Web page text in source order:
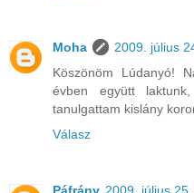
Moha
2009. július
Köszönöm Lúdanyó!
évben együtt
tanulgattam kislány
Válasz